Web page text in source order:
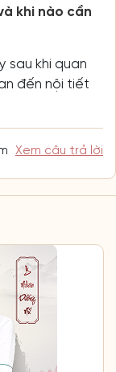
khi nào cần
sau khi quan
đến nội tiết
Xem câu trả lời